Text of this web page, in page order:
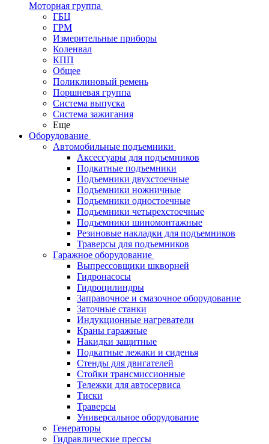
Моторная группа
ГБЦ
ГРМ
Измерительные приборы
Коленвал
КПП
Общее
Поликлиновый ремень
Поршневая группа
Система выпуска
Система зажигания
Еще
Оборудование
Автомобильные подъемники
Аксессуары для подъемников
Подкатные подъемники
Подъемники двухстоечные
Подъемники ножничные
Подъемники одностоечные
Подъемники четырехстоечные
Подъемники шиномонтажные
Резиновые накладки для подъемников
Траверсы для подъемников
Гаражное оборудование
Выпрессовщики шкворней
Гидронасосы
Гидроцилиндры
Заправочное и смазочное оборудование
Заточные станки
Индукционные нагреватели
Краны гаражные
Накидки защитные
Подкатные лежаки и сиденья
Стенды для двигателей
Стойки трансмиссионные
Тележки для автосервиса
Тиски
Траверсы
Универсальное оборудование
Генераторы
Гидравлические прессы